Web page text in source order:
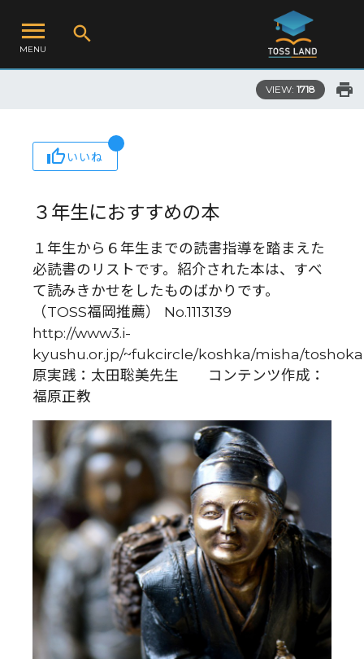
MENU
VIEW: 1718
いいね
３年生におすすめの本
１年生から６年生までの読書指導を踏まえた
必読書のリストです。紹介された本は、すべ
て読みきかせをしたものばかりです。
（TOSS福岡推薦） No.1113139
http://www3.i-
kyushu.or.jp/~fukcircle/koshka/misha/
原実践：太田聡美先生 コンテンツ作成：
福原正教